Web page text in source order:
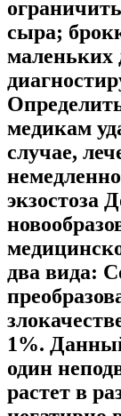
сыра;
маленьких
медикам
случае,
экзостоза
два вида:
1%.
один
растет в